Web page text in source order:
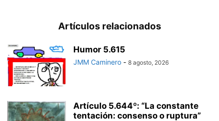
Artículos relacionados
Humor 5.615
JMM Caminero - 8 agosto, 2026
Artículo 5.644º: “La constante
tentación: consenso o ruptura”